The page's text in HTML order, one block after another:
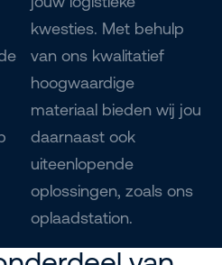
kwesties. Met behulp
van ons kwalitatief
hoogwaardige
materiaal bieden wij jou
daarnaast ook
uiteenlopende
oplossingen, zoals ons
oplaadstation.